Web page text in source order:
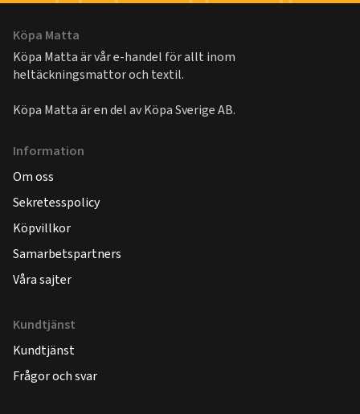
Köpa Matta
Köpa Matta är vår e-handel för allt inom
heltäckningsmattor och textil.
Köpa Matta är en del avKöpa Sverige AB.
Information
Om oss
Sekretesspolicy
Köpvillkor
Samarbetspartners
Våra sajter
Kundtjänst
Kundtjänst
Frågor och svar